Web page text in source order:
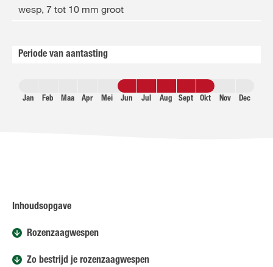
wesp, 7 tot 10 mm groot
Periode van aantasting
Jan Feb Maa Apr Mei Jun Jul Aug Sept Okt Nov Dec
Inhoudsopgave
Rozenzaagwespen
Zo bestrijd je rozenzaagwespen